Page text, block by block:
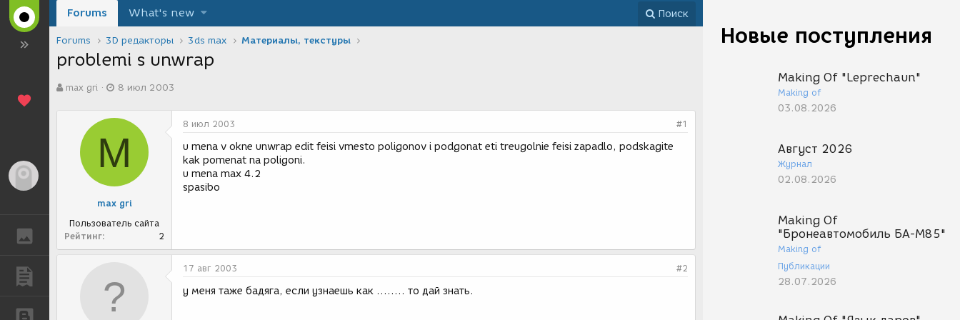
ГАЛЕРЕЯ
Новые поступления
Making Of "Leprechaun"
Making of
03.08.2026
Август 2026
Журнал
02.08.2026
Making Of
"Бронеавтомобиль БА-М85"
Making of
Публикации
28.07.2026
Forums What's new Поиск
Forums 3D редакторы 3ds max Материалы, текстуры
problemi s unwrap
в
max gri
а
а
о
з
д
и
я
8 июл 2003
M
max gri
Пользователь сайта
Рейтинг
2
8 июл 2003 #1
u mena v okne unwrap edit feisi vmesto poligonov i podgonat eti treugolnie feisi zapadlo, podskagite
kak pomenat na poligoni.
u mena max 4.2
spasibo
17 авг 2003 #2
у меня таже бадяга, если узнаешь как ........ то дай знать.